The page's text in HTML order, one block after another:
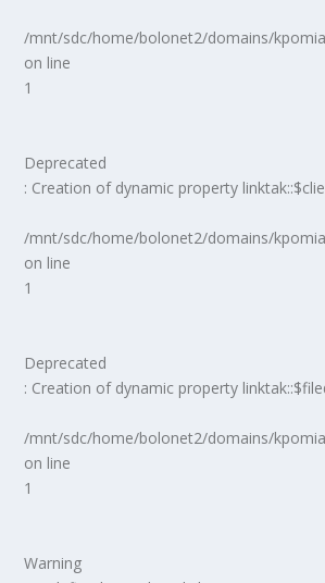
/mnt/sdc/home/bolonet2/domains/
on line
1
Deprecated
: Creation of dynamic property
/mnt/sdc/home/bolonet2/domains/
on line
1
Deprecated
: Creation of dynamic property
/mnt/sdc/home/bolonet2/domains/
on line
1
Warning